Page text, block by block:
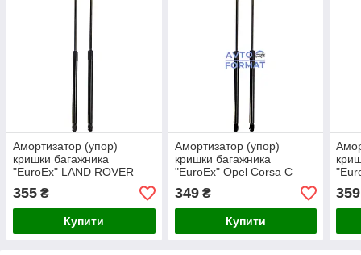
Амортизатор (упор)
кришки багажника
"EuroEx" LAND ROVER
скло 05-13 360N 600mm
355 ₴
Купити
Амортизатор (упор)
кришки багажника
"EuroEx" Opel Corsa C
370N 475mm
349₴
Купити
359